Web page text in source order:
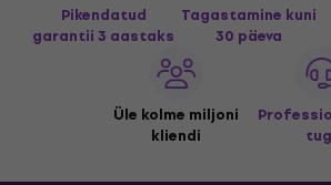
Pikendatud
garantii 3 aastaks
Tagastamine kuni
30 päeva
Üle kolme miljoni
kliendi